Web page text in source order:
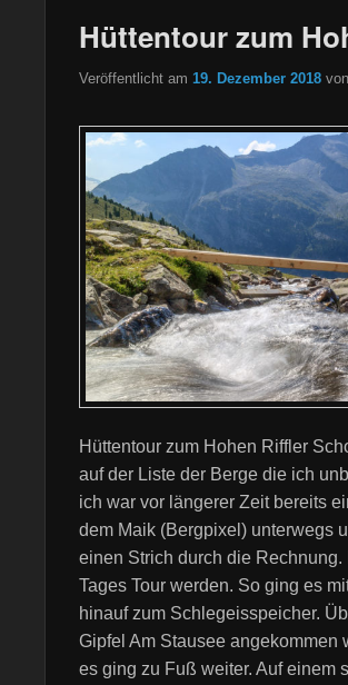
Hüttentour zum
Veröffentlicht am 19. Dezember 2018 von
Hüttentour zum Hohen Riffler
auf der Liste der Berge die ich
ich war vor längerer Zeit bereits
dem Maik (Bergpixel) unterwegs
einen Strich durch die
Tages Tour werden. So ging es
hinauf zum Schlegeisspeicher.
Gipfel Am Stausee angekommen
es ging zu Fuß weiter. Auf einem